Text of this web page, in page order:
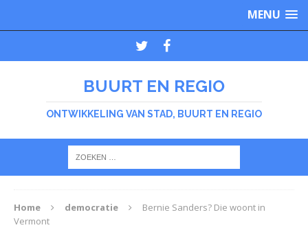
MENU
BUURT EN REGIO
ONTWIKKELING VAN STAD, BUURT EN REGIO
Home democratie
Bernie Sanders? Die woont in
Vermont